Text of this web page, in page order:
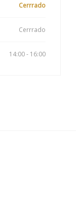
Cerrrado
Cerrrado
14:00 - 16:00